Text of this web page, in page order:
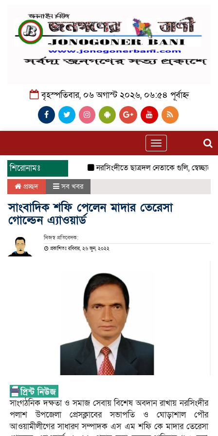
বৃহস্পতিবার, ০৬ অগাস্ট ২০২৬, ০৬:৫৪ পূর্বাহ্ন
Toggle
navigation
শিরোনামঃ নরসিংদীতে ছাত্রদল নেতাকে গুলি,
প্রচ্ছদ সব খবর
সাংবাদিক শফি পেলেন মাদার তেরেসা
গোল্ডেন এ্যাওয়ার্ড
নিজস্ব প্রতিবেদক:
প্রকাশিতঃ রবিবার, ২৬ জুন, ২০২২
সাংগঠনিক দক্ষতা ও সমাজ সেবায় বিশেষ অবদান রাখায় নরসিংদীর
পলাশ উপজেলা প্রেসক্লাবের সভাপতি ও ঘোড়াশাল পৌর
আওয়ামীলীগের সাধারণ সম্পাদক এস এম শফি কে মাদার তেরেসা